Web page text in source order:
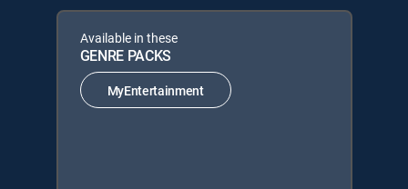
Available in these
GENRE PACKS
MyEntertainment